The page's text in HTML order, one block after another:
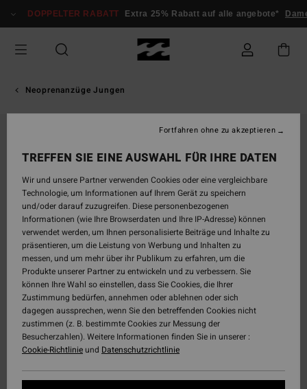
zur
springen
DOPPELTER RABATT Extra 25% Rabatt auf alle angebote*
Neoprenanzüge Jungen
TREFFEN SIE EINE AUSWAHL FÜR IHRE DATEN
Wir und unsere Partner verwenden Cookies oder eine vergleichbare
Technologie, um Informationen auf Ihrem Gerät zu speichern
und/oder darauf zuzugreifen. Diese personenbezogenen
Informationen (wie Ihre Browserdaten und Ihre IP-Adresse) können
verwendet werden, um Ihnen personalisierte Beiträge und Inhalte zu
präsentieren, um die Leistung von Werbung und Inhalten zu
messen, und um mehr über ihr Publikum zu erfahren, um die
Produkte unserer Partner zu entwickeln und zu verbessern. Sie
können Ihre Wahl so einstellen, dass Sie Cookies, die Ihrer
Zustimmung bedürfen, annehmen oder ablehnen oder sich
dagegen aussprechen, wenn Sie den betreffenden Cookies nicht
zustimmen (z. B. bestimmte Cookies zur Messung der
Besucherzahlen). Weitere Informationen finden Sie in unserer :
Cookie-Richtlinieund Datenschutzrichtlinie
Fortfahren ohne zu akzeptieren